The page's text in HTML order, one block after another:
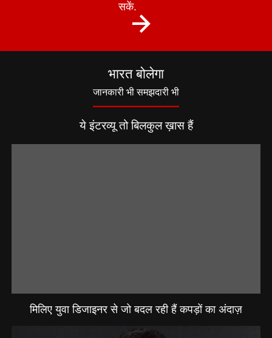
सकें.
भारत बोलेगा
जानकारी भी समझदारी भी
ये इंटरव्यू तो बिलकुल ख़ास हैं
मिलिए युवा डिजाइनर से जो बदल रही हैं कपड़ों का अंदाज़